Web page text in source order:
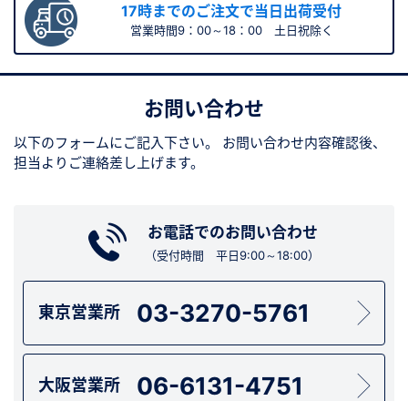
17時までのご注文で当日出荷受付
営業時間9：00～18：00 土日祝除く
お問い合わせ
以下のフォームにご記入下さい。
お問い合わせ内容確認後、
担当よりご連絡差し上げます。
お電話でのお問い合わせ
（受付時間 平日9:00～18:00）
東京営業所 03-3270-5761
大阪営業所 06-6131-4751